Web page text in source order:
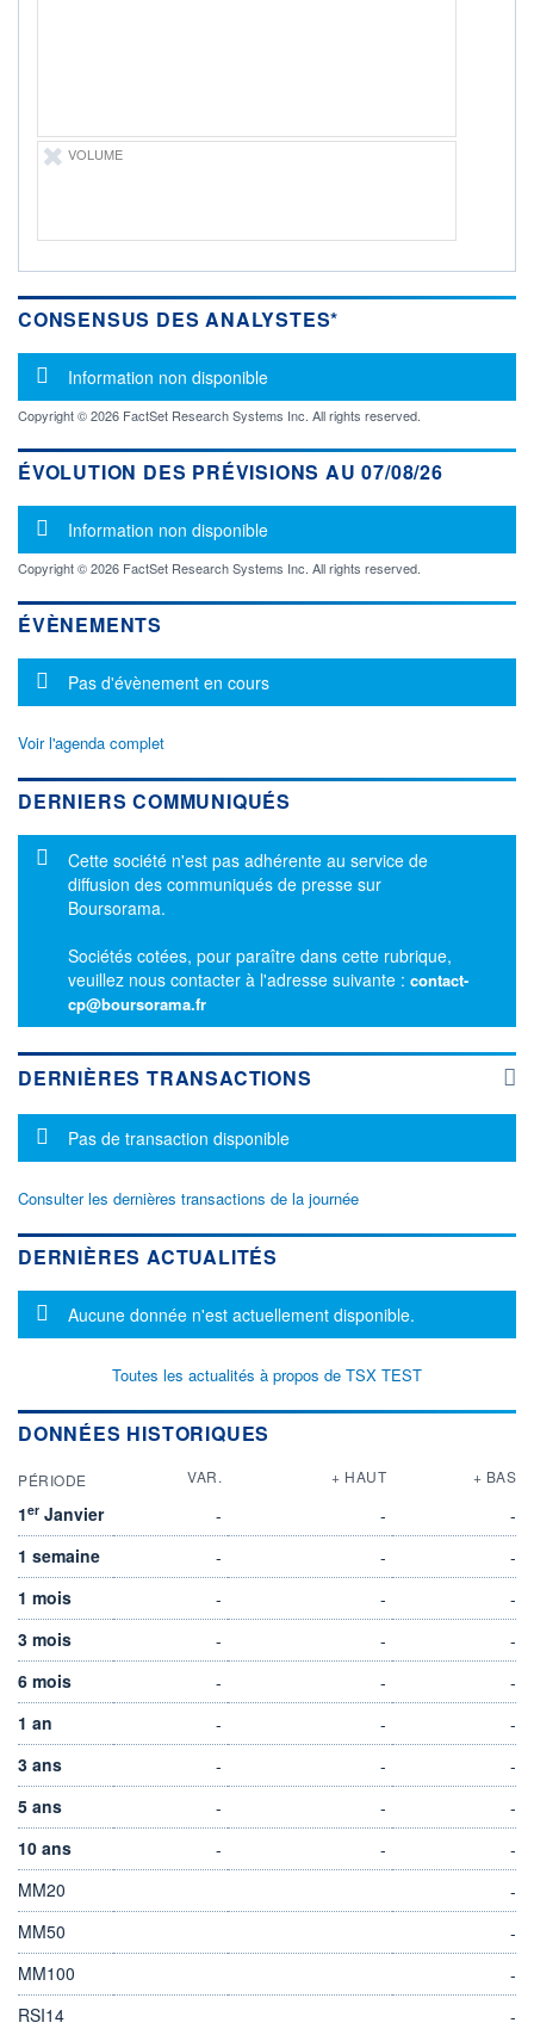
Boursobank
VOLUME
CONSENSUS DES ANALYSTES*
Message d'information
Information non disponible
Copyright © 2026 FactSet Research Systems Inc. All rights reserved.
ÉVOLUTION DES PRÉVISIONS AU 07/08/26
Message d'information
Information non disponible
Copyright © 2026 FactSet Research Systems Inc. All rights reserved.
ÉVÈNEMENTS
Message d'information
Pas d'évènement en cours
Voir l'agenda complet
DERNIERS COMMUNIQUÉS
Message d'information
Cette société n'est pas adhérente au service de
diffusion des communiqués de presse sur
Boursorama.
Sociétés cotées, pour paraître dans cette rubrique,
veuillez nous contacter à l'adresse suivante : contact-
cp@boursorama.fr
DERNIÈRES TRANSACTIONS
Message d'information
Pas de transaction disponible
Consulter les dernières transactions de la journée
DERNIÈRES ACTUALITÉS
Message d'information
Aucune donnée n'est actuellement disponible.
Toutes les actualités à propos de TSX TEST
DONNÉES HISTORIQUES
PÉRIODE VAR. + HAUT + BAS
1er Janvier - -
-
1 semaine
- -
-
1 mois
- -
-
3 mois
- -
-
6 mois
- -
-
1 an
- -
-
3 ans
- -
-
5 ans
- -
-
10 ans
- -
-
MM20
-
MM50
-
MM100
-
RSI14
-